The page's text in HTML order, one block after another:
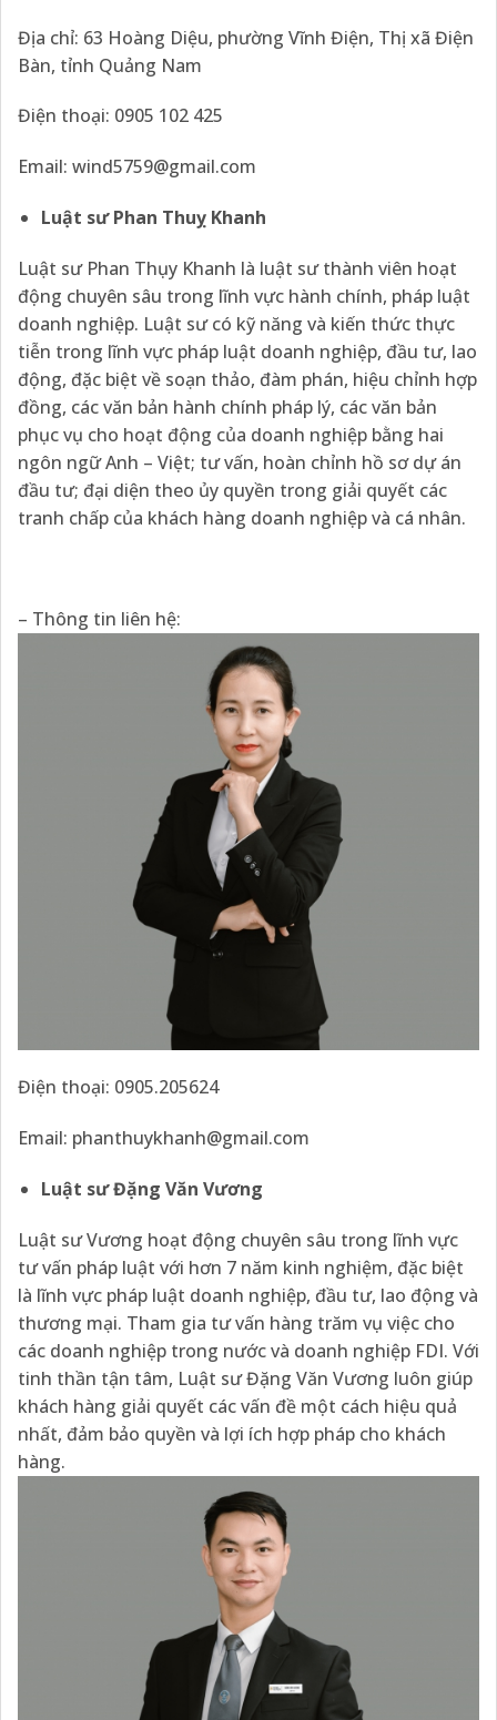
Địa chỉ: 63 Hoàng Diệu, phường Vĩnh Điện, Thị xã Điện
Bàn, tỉnh Quảng Nam
Điện thoại: 0905 102 425
Email: wind5759@gmail.com
Luật sư Phan Thuỵ Khanh
Luật sư Phan Thụy Khanh là luật sư thành viên hoạt
động chuyên sâu trong lĩnh vực hành chính, pháp luật
doanh nghiệp. Luật sư có kỹ năng và kiến thức thực
tiễn trong lĩnh vực pháp luật doanh nghiệp, đầu tư, lao
động, đặc biệt về soạn thảo, đàm phán, hiệu chỉnh hợp
đồng, các văn bản hành chính pháp lý, các văn bản
phục vụ cho hoạt động của doanh nghiệp bằng hai
ngôn ngữ Anh – Việt; tư vấn, hoàn chỉnh hồ sơ dự án
đầu tư; đại diện theo ủy quyền trong giải quyết các
tranh chấp của khách hàng doanh nghiệp và cá nhân.​
– Thông tin liên hệ:
Điện thoại: 0905.205624
Email: phanthuykhanh@gmail.com
Luật sư Đặng Văn Vương
Luật sư Vương hoạt động chuyên sâu trong lĩnh vực
tư vấn pháp luật với hơn 7 năm kinh nghiệm, đặc biệt
là lĩnh vực pháp luật doanh nghiệp, đầu tư, lao động và
thương mại. Tham gia tư vấn hàng trăm vụ việc cho
các doanh nghiệp trong nước và doanh nghiệp FDI. Với
tinh thần tận tâm, Luật sư Đặng Văn Vương luôn giúp
khách hàng giải quyết các vấn đề một cách hiệu quả
nhất, đảm bảo quyền và lợi ích hợp pháp cho khách
hàng.